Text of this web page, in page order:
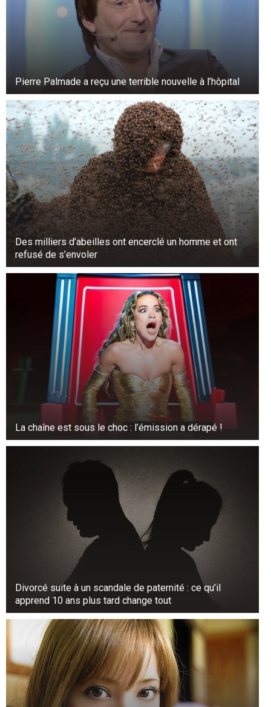
Pierre Palmade a reçu une terrible nouvelle à l’hôpital
Des milliers d’abeilles ont encerclé un homme et ont
refusé de s’envoler
La chaîne est sous le choc : l’émission a dérapé !
Divorcé suite à un scandale de paternité : ce qu’il
apprend 10 ans plus tard change tout